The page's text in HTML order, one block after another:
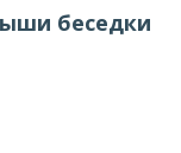
беседки